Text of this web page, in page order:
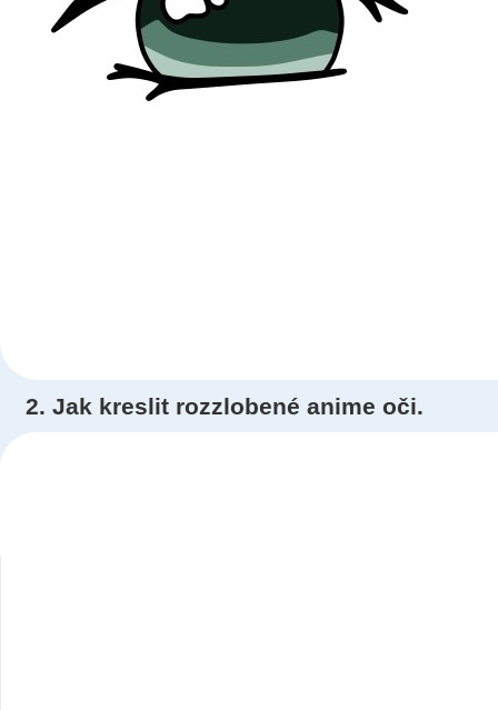
2. Jak kreslit rozzlobené anime oči.